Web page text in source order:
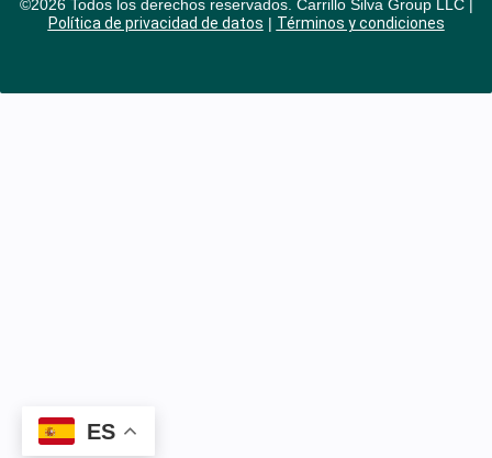
©2026 Todos los derechos reservados. Carrillo Silva Group LLC |
Política de privacidad de datos | Términos y condiciones
ES